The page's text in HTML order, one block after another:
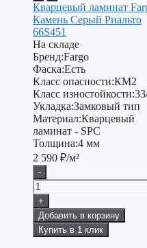
Кварцевый ламинат
Камень Серый Риальто
66S451
На складе
Бренд:Fargo
Фаска:Есть
Класс опасности:КМ2
Класс изностойкости:
Укладка:Замковый тип
Материал:Кварцевый
ламинат - SPC
Толщина:4 мм
2 590 ₽/м²
-
+
Добавить в корзину
Купить в 1 клик